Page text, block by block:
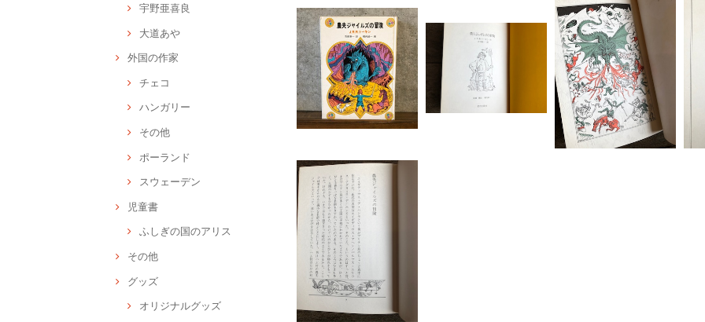
宇野亜喜良
大道あや
外国の作家
チェコ
ハンガリー
その他
ポーランド
スウェーデン
児童書
ふしぎの国のアリス
その他
グッズ
オリジナルグッズ